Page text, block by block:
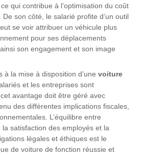
qui contribue à l’optimisation du coût
son côté, le salarié profite d’un outil
se voir attribuer un véhicule plus
pour ses déplacements
son engagement et son image
à la mise à disposition d’unevoiture
et les entreprises sont
avantage doit être géré avec
des différentes implications fiscales,
L’équilibre entre
la satisfaction des employés et la
légales et éthiques est le
de voiture de fonction réussie et